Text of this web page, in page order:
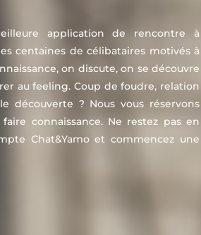
application de rencontre à
centaines de célibataires motivés à
on discute, on se découvre
au feeling. Coup de foudre, relation
découverte ? Nous vous réservons
connaissance. Ne restez pas en
Chat&Yamo et commencez une